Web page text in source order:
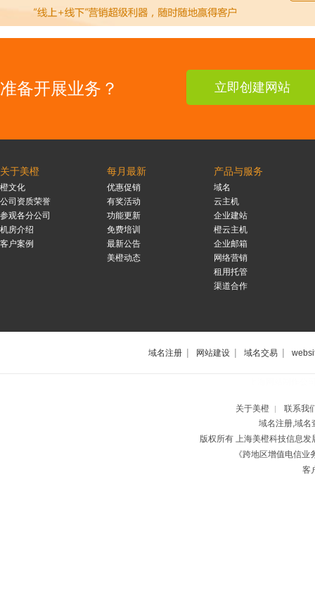
准备开展业务？ 立即创建网站
关于美橙
橙文化
公司资质荣誉
参观各分公司
机房介绍
客户案例
每月最新
优惠促销
有奖活动
功能更新
免费培训
最新公告
美橙动态
产品与服务
域名
云主机
企业建站
橙云主机
企业邮箱
网络营销
租用托管
渠道合作
域名注册 | 网站建设 | 域名交易 |
关于美橙 |
联系我
域名注册,域名
版权所有 上海美橙科技信息
《跨地区增值电信
客